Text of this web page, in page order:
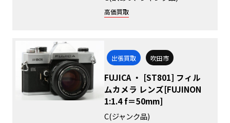
高価買取
出張買取 吹田市
FUJICA ・ [ST801] フィル
ムカメラ レンズ[FUJINON
1:1.4 f＝50mm]
C(ジャンク品)